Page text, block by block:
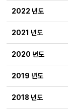
2022 년도
2021 년도
2020 년도
2019 년도
2018 년도